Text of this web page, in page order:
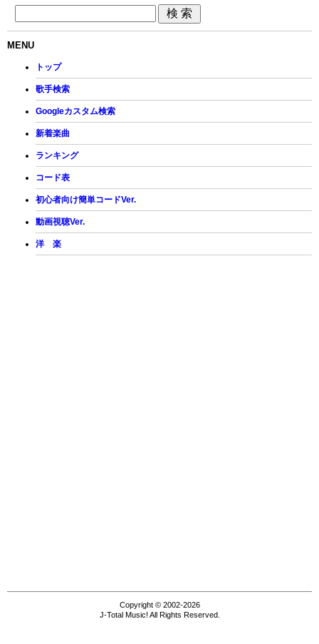
MENU
トップ
歌手検索
Googleカスタム検索
新着楽曲
ランキング
コード表
初心者向け簡単コードVer.
動画視聴Ver.
洋 楽
Copyright © 2002-2026
J-Total Music! All Rights Reserved.